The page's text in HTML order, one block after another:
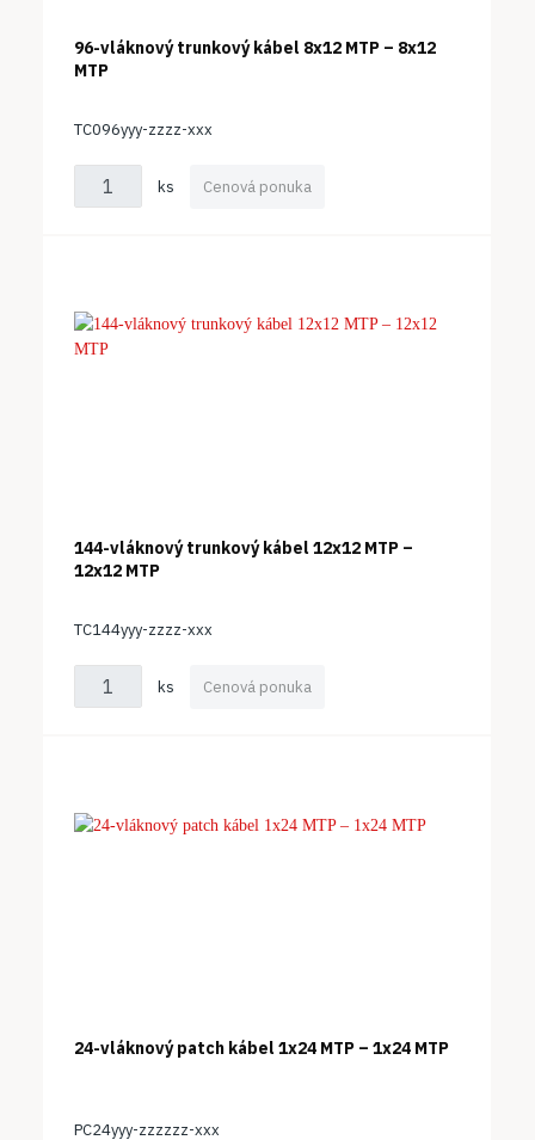
96-vláknový trunkový kábel 8x12 MTP – 8x12
MTP
TC096yyy-zzzz-xxx
ks Cenová ponuka
144-vláknový trunkový kábel 12x12 MTP –
12x12 MTP
TC144yyy-zzzz-xxx
ks Cenová ponuka
24-vláknový patch kábel 1x24 MTP – 1x24 MTP
PC24yyy-zzzzzz-xxx